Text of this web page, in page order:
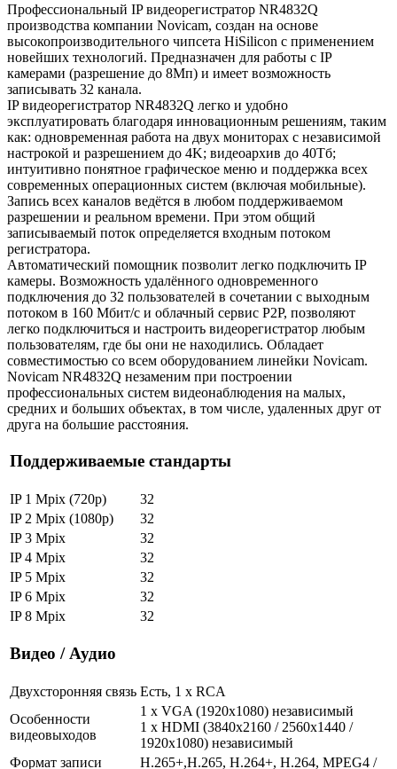
Профессиональный IP видеорегистратор NR4832Q
производства компании Novicam, создан на основе
высокопроизводительного чипсета HiSilicon с применением
новейших технологий. Предназначен для работы с IP
камерами (разрешение до 8Мп) и имеет возможность
записывать 32 канала.
IP видеорегистратор NR4832Q легко и удобно
эксплуатировать благодаря инновационным решениям, таким
как: одновременная работа на двух мониторах с независимой
настрокой и разрешением до 4K; видеоархив до 40Тб;
интуитивно понятное графическое меню и поддержка всех
современных операционных систем (включая мобильные).
Запись всех каналов ведётся в любом поддерживаемом
разрешении и реальном времени. При этом общий
записываемый поток определяется входным потоком
регистратора.
Автоматический помощник позволит легко подключить IP
камеры. Возможность удалённого одновременного
подключения до 32 пользователей в сочетании с выходным
потоком в 160 Мбит/с и облачный сервис P2P, позволяют
легко подключиться и настроить видеорегистратор любым
пользователям, где бы они не находились. Обладает
совместимостью со всем оборудованием линейки Novicam.
Novicam NR4832Q незаменим при построении
профессиональных систем видеонаблюдения на малых,
средних и больших объектах, в том числе, удаленных друг от
друга на большие расстояния.
Поддерживаемые стандарты
IP 1 Mpix (720p)
32
IP 2 Mpix (1080p)
32
IP 3 Mpix
32
IP 4 Mpix
32
IP 5 Mpix
32
IP 6 Mpix
32
IP 8 Mpix
32
Видео / Аудио
Двухсторонняя связь Есть, 1 x RCA
Особенности
видеовыходов
1 x VGA (1920x1080) независимый
1 x HDMI (3840x2160 / 2560x1440 /
1920x1080) независимый
Формат записи
H.265+,H.265, H.264+, H.264, MPEG4 /